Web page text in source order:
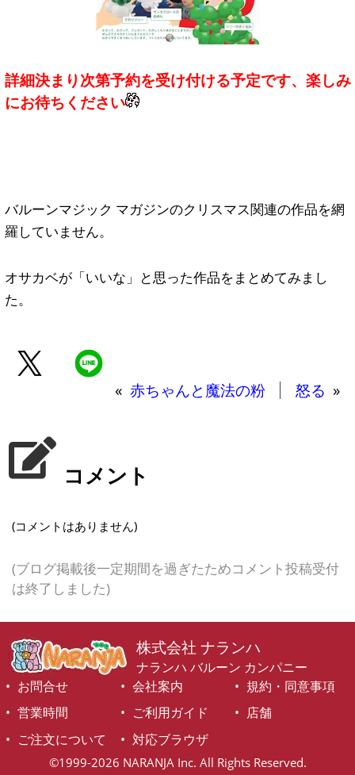
詳細決まり次第予約を受け付ける予定です、楽しみ
にお待ちください
バルーンマジック マガジンのクリスマス関連の作品を網
羅していません。
オサカベが「いいな」と思った作品をまとめてみまし
た。
« 赤ちゃんと魔法の粉 怒る »
コメント
(コメントはありません)
(ブログ掲載後一定期間を過ぎたためコメント投稿受付
は終了しました)
株式会社 ナランハ
ナランハ バルーン カンパニー
お問合せ
会社案内
規約・同意事項
営業時間
ご利用ガイド
店舗
ご注文について
対応ブラウザ
©1999-2026 NARANJA Inc. All Rights Reserved.